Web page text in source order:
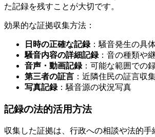
た記録を残すことが大切です。
効果的な証拠収集方法：
日時の正確な記録：騒音発生の具
騒音内容の詳細記録：音の種類や
音声・動画記録：可能な範囲での
第三者の証言 ：近隣住民の証言収
写真記録：騒音源の状況写真
記録の法的活用方法
収集した証拠は、行政への相談や法的手